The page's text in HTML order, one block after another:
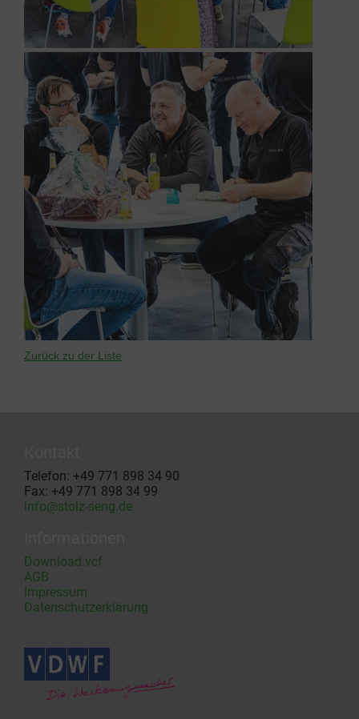
Zurück zu der Liste
Telefon: +49 771 898 34 90
Fax: +49 771 898 34 99
info@stolz-seng.de
Download.vcf
AGB
Impressum
Datenschutzerklärung